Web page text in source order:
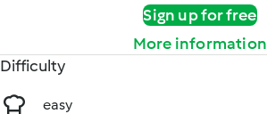
Sign up for free
More information
Difficulty
easy